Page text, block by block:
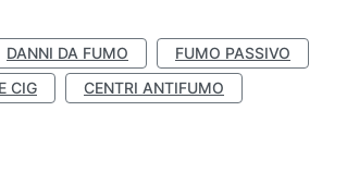
DANNI DA FUMO
FUMO PASSIVO
E CIG CENTRI ANTIFUMO